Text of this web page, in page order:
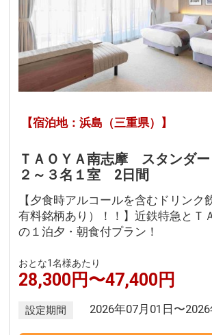
【宿泊地：浜島（三重県）】
ＴＡＯＹＡ南志摩 スタンダ
２～３名１室 2日間
【夕食時アルコールを含むドリンク
有料銘柄あり）！！】近鉄特急とＴ
の１泊夕・朝食付プラン！
おとな1名様あたり
28,300円〜47,400円
設定期間 2026年07月01日〜